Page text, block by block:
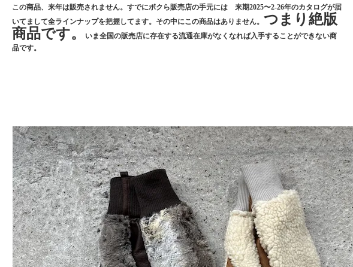
この商品、来年は販売されません。すでにボクら販売店の手元には 来期2025〜2-26年のカタログが届
いてまして全ラインナップを把握してます。その中にこの商品はありません。 つまり絶版
商品です。
いま全国の販売店に存在する流通在庫がなくなれば入手することができない商
品です。